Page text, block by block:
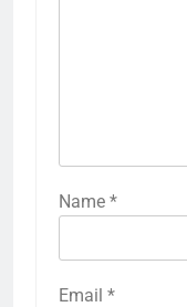
Name *
Email *